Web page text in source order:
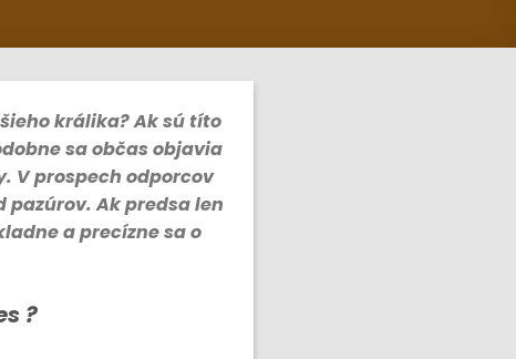
králika? Ak sú títo
sa občas objavia
V prospech odporcov
Ak predsa len
a precízne sa o
?